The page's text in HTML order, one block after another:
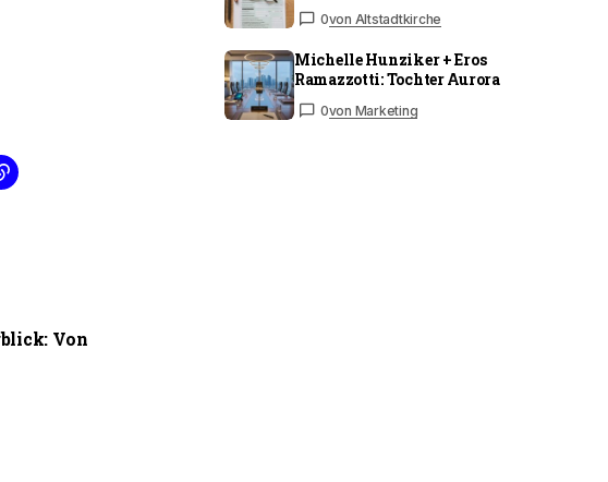
Von
0von Altstadtkirche
Michelle Hunziker + Eros
Ramazzotti: Tochter Aurora
0von Marketing